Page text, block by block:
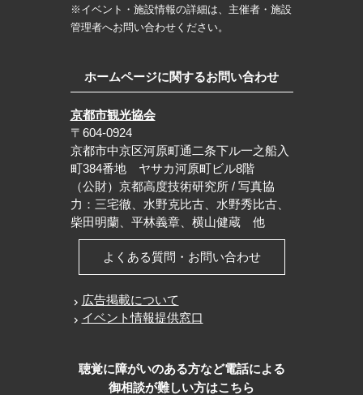
※イベント・施設情報の詳細は、主催者・施設
管理者へお問い合わせください。
ホームページに関するお問い合わせ
京都市観光協会
〒604-0924
京都市中京区河原町通二条下ル一之船入
町384番地 ヤサカ河原町ビル8階
（公財）京都高度技術研究所 / 写真協
力：三宅徹、水野克比古、水野秀比古、
柴田明蘭、平林義章、横山健蔵 他
よくある質問・お問い合わせ
広告掲載について
イベント情報提供窓口
聴覚に障がいのある方など電話による
御相談が難しい方はこちら